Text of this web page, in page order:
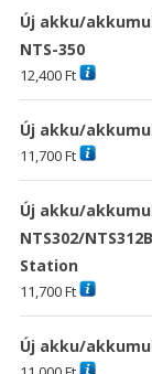
Új akku/
NTS-350
12,400Ft
Új akku/
11,700Ft
Új akku/
NTS302/
Station
11,700Ft
Új akku/